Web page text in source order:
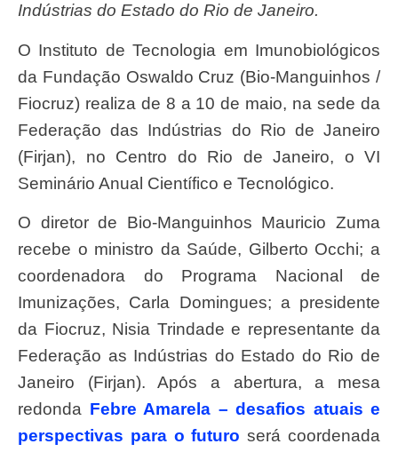
Indústrias do Estado do Rio de Janeiro.
O Instituto de Tecnologia em Imunobiológicos
da Fundação Oswaldo Cruz (Bio-Manguinhos /
Fiocruz) realiza de 8 a 10 de maio, na sede da
Federação das Indústrias do Rio de Janeiro
(Firjan), no Centro do Rio de Janeiro, o VI
Seminário Anual Científico e Tecnológico.
O diretor de Bio-Manguinhos Mauricio Zuma
recebe o ministro da Saúde, Gilberto Occhi; a
coordenadora do Programa Nacional de
Imunizações, Carla Domingues; a presidente
da Fiocruz, Nisia Trindade e representante da
Federação as Indústrias do Estado do Rio de
Janeiro (Firjan). Após a abertura, a mesa
redonda Febre Amarela – desafios atuais e
perspectivas para o futuro será coordenada